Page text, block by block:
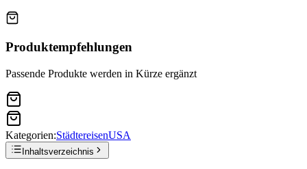
Produktempfehlungen
Passende Produkte werden in Kürze ergänzt
Kategorien:StädtereisenUSA
Inhaltsverzeichnis